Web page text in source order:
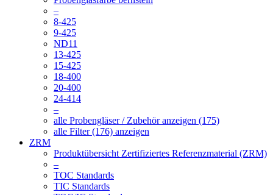
–
8-425
9-425
ND11
13-425
15-425
18-400
20-400
24-414
–
alle Probengläser / Zubehör anzeigen (175)
alle Filter (176) anzeigen
ZRM
Produktübersicht Zertifiziertes Referenzmaterial (ZRM)
–
TOC Standards
TIC Standards